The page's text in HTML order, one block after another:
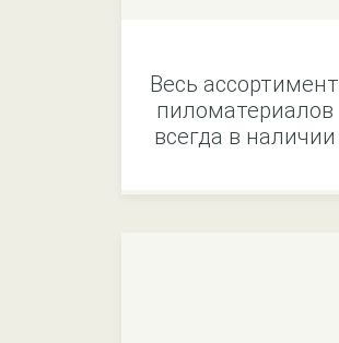
Весь ассортимент
пиломатериалов
всегда в наличии